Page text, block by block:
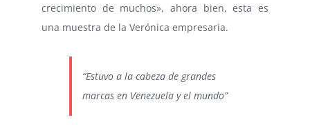
crecimiento de muchos», ahora bien, esta es
una muestra de la Verónica empresaria.
“Estuvo a la cabeza de grandes
marcas en Venezuela y el mundo”